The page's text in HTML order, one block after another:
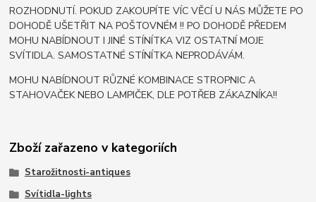
ROZHODNUTÍ. POKUD ZAKOUPÍTE VÍC VĚCÍ U NÁS MŮŽETE PO
DOHODĚ UŠETŘIT NA POŠTOVNÉM !! PO DOHODĚ PŘEDEM
MOHU NABÍDNOUT I JINÉ STÍNÍTKA VIZ OSTATNÍ MOJE
SVÍTIDLA. SAMOSTATNÉ STÍNÍTKA NEPRODÁVÁM.
MOHU NABÍDNOUT RŮZNÉ KOMBINACE STROPNIC A
STAHOVAČEK NEBO LAMPIČEK, DLE POTŘEB ZÁKAZNÍKA!!
Zboží zařazeno v kategoriích
Starožitnosti-antiques
Svítidla-lights